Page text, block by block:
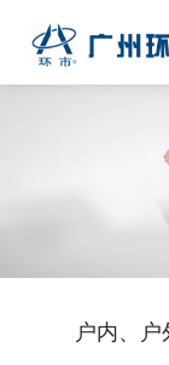
户内、